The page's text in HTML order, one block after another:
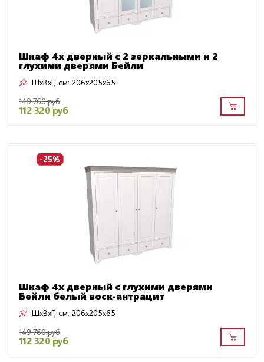
Шкаф 4х дверный с 2 зеркальными и 2
глухими дверями Бейли
ШxВxГ, см: 206x205x65
149 760 руб
112 320 руб
-25%
Шкаф 4х дверный с глухими дверями
Бейли белый воск-антрацит
ШxВxГ, см: 206x205x65
149 760 руб
112 320 руб